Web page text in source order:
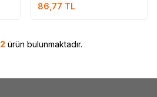
86,77 TL
2 ürün bulunmaktadır.